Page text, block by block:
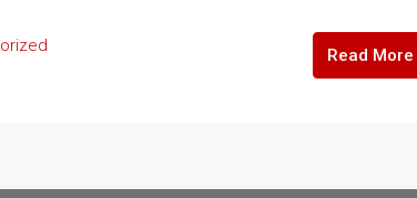
Read More